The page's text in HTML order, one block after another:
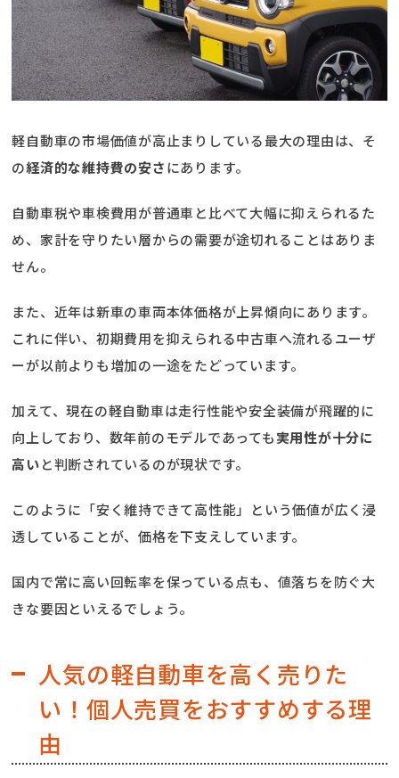
軽自動車の市場価値が高止まりしている最大の理由は、そ
の経済的な維持費の安さ にあります。
自動車税や車検費用が普通車と比べて大幅に抑えられるた
め、家計を守りたい層からの需要が途切れることはありま
せん。
また、近年は新車の車両本体価格が上昇傾向にあります。
これに伴い、初期費用を抑えられる中古車へ流れるユーザ
ーが以前よりも増加の一途をたどっています。
加えて、現在の軽自動車は走行性能や安全装備が飛躍的に
向上しており、数年前のモデルであっても 実用性が十分に
高い と判断されているのが現状です。
このように「安く維持できて高性能」という価値が広く浸
透していることが、価格を下支えしています。
国内で常に高い回転率を保っている点も、値落ちを防ぐ大
きな要因といえるでしょう。
人気の軽自動車を高く売りた
い！個人売買をおすすめする理
由